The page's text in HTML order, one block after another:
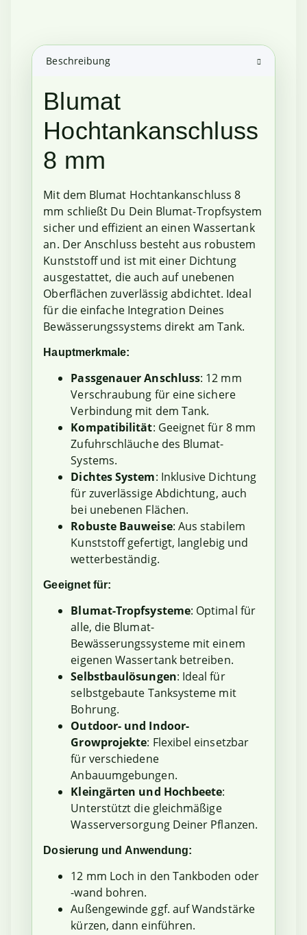
Beschreibung
Blumat
Hochtankanschluss
8 mm
Mit dem Blumat Hochtankanschluss 8
mm schließt Du Dein Blumat-Tropfsystem
sicher und effizient an einen Wassertank
an. Der Anschluss besteht aus robustem
Kunststoff und ist mit einer Dichtung
ausgestattet, die auch auf unebenen
Oberflächen zuverlässig abdichtet. Ideal
für die einfache Integration Deines
Bewässerungssystems direkt am Tank.
Hauptmerkmale:
Passgenauer Anschluss: 12 mm
Verschraubung für eine sichere
Verbindung mit dem Tank.
Kompatibilität: Geeignet für 8 mm
Zufuhrschläuche des Blumat-
Systems.
Dichtes System: Inklusive Dichtung
für zuverlässige Abdichtung, auch
bei unebenen Flächen.
Robuste Bauweise: Aus stabilem
Kunststoff gefertigt, langlebig und
wetterbeständig.
Geeignet für:
Blumat-Tropfsysteme: Optimal für
alle, die Blumat-
Bewässerungssysteme mit einem
eigenen Wassertank betreiben.
Selbstbaulösungen: Ideal für
selbstgebaute Tanksysteme mit
Bohrung.
Outdoor- und Indoor-
Growprojekte: Flexibel einsetzbar
für verschiedene
Anbauumgebungen.
Kleingärten und Hochbeete:
Unterstützt die gleichmäßige
Wasserversorgung Deiner Pflanzen.
Dosierung und Anwendung:
12 mm Loch in den Tankboden oder
-wand bohren.
Außengewinde ggf. auf Wandstärke
kürzen, dann einführen.